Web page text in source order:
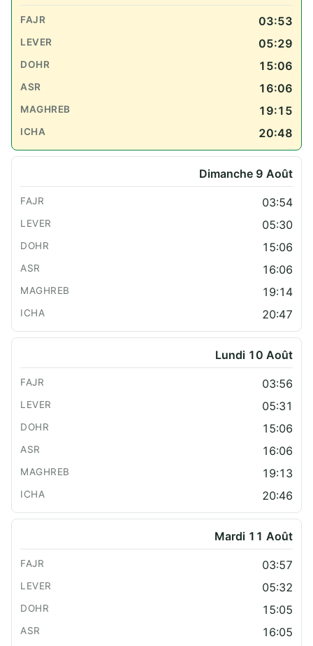
03:53
05:29
15:06
16:06
19:15
20:48
Dimanche 9 Août
03:54
05:30
15:06
16:06
19:14
20:47
Lundi 10 Août
03:56
05:31
15:06
16:06
19:13
20:46
Mardi 11 Août
03:57
05:32
15:05
16:05